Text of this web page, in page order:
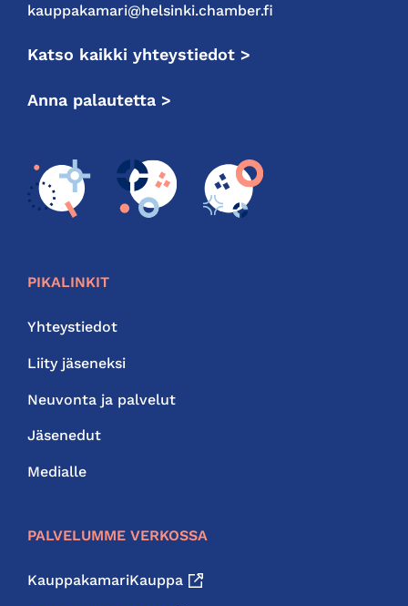
kauppakamari@helsinki.chamber.fi
Katso kaikki yhteystiedot >
Anna palautetta >
PIKALINKIT
Yhteystiedot
Liity jäseneksi
Neuvonta ja palvelut
Jäsenedut
Medialle
PALVELUMME VERKOSSA
KauppakamariKauppa